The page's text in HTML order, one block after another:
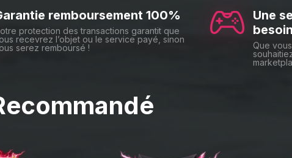
sur le long terme, nous avons la solution adaptée.
l’objectif, nous faisons le reste.
remboursement 100%
protection des transactions garantit que
recevrez l’objet ou le service payé, sinon
serez remboursé !
Une
Que